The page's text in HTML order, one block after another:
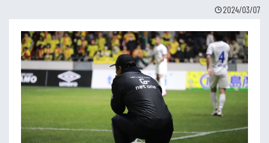
2024/03/07